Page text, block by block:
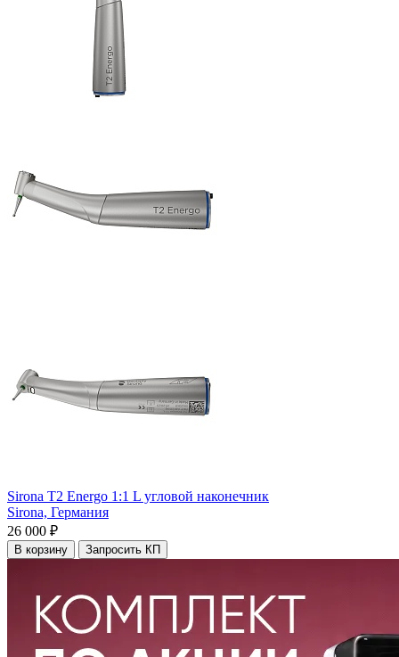
Sirona T2 Energo 1:1 L угловой наконечник
Sirona, Германия
26 000 ₽
В корзину Запросить КП